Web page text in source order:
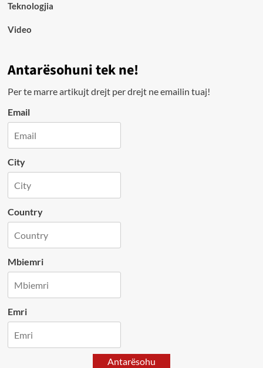
Teknologjia
Video
Antarësohuni tek ne!
Per te marre artikujt drejt per drejt ne emailin tuaj!
Email
City
Country
Mbiemri
Emri
Antarësohu